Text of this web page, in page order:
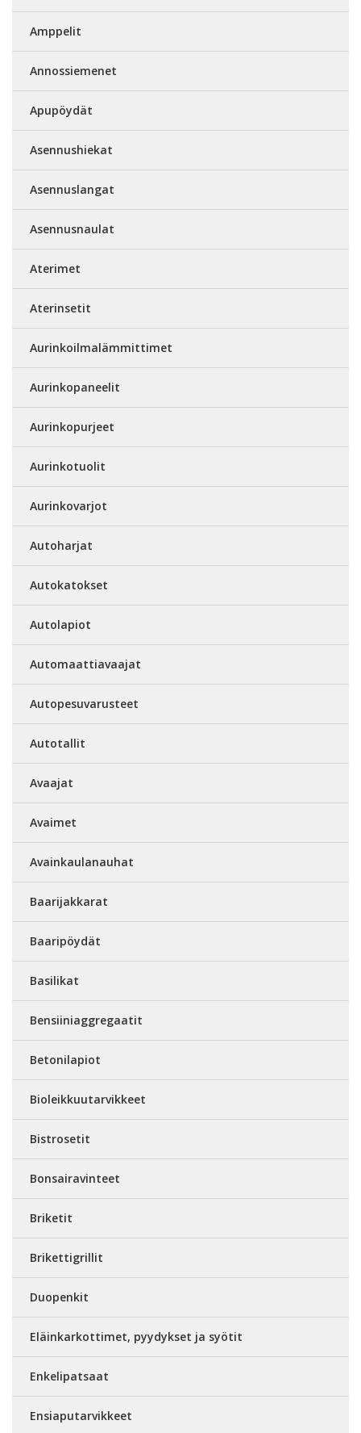
Amppelit
Annossiemenet
Apupöydät
Asennushiekat
Asennuslangat
Asennusnaulat
Aterimet
Aterinsetit
Aurinkoilmalämmittimet
Aurinkopaneelit
Aurinkopurjeet
Aurinkotuolit
Aurinkovarjot
Autoharjat
Autokatokset
Autolapiot
Automaattiavaajat
Autopesuvarusteet
Autotallit
Avaajat
Avaimet
Avainkaulanauhat
Baarijakkarat
Baaripöydät
Basilikat
Bensiiniaggregaatit
Betonilapiot
Bioleikkuutarvikkeet
Bistrosetit
Bonsairavinteet
Briketit
Brikettigrillit
Duopenkit
Eläinkarkottimet, pyydykset ja syötit
Enkelipatsaat
Ensiaputarvikkeet